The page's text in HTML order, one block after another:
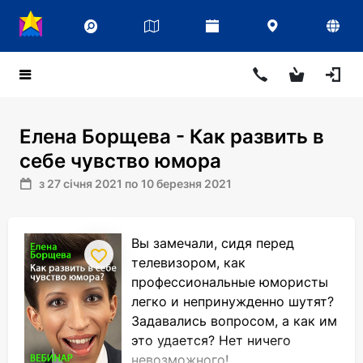
Елена Борщева - Как развить в
себе чувство юмора
з 27 січня 2021 по 10 березня 2021
Вы замечали, сидя перед
телевизором, как
профессиональные юмористы
легко и непринужденно шутят?
Задавались вопросом, а как им
это удается? Нет ничего
невозможного!